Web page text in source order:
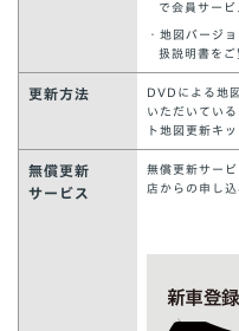
で会員サービ
・地図バージ
扱説明書をご
更新方法
DVDによる地
いただいてい
ト地図更新キ
無償更新
サービス
無償更新サー
店からの申し込